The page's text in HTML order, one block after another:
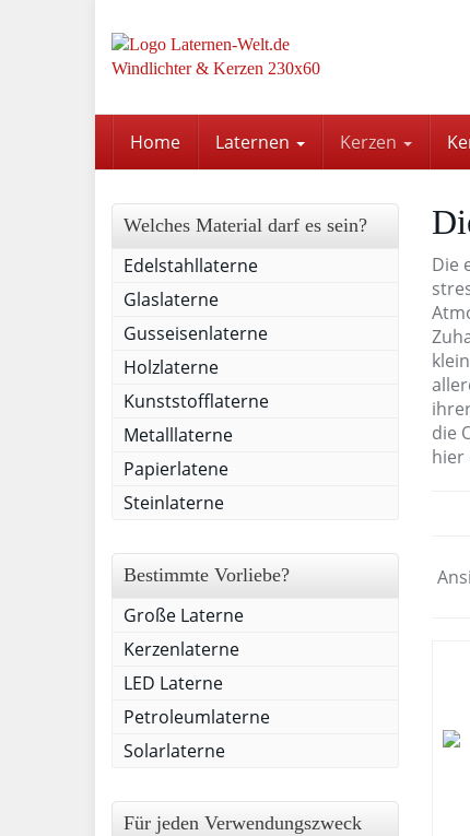
Home Laternen Kerzen
Die
die
hier
Welches Material darf es sein?
Edelstahllaterne
Glaslaterne
Gusseisenlaterne
Holzlaterne
Kunststofflaterne
Metalllaterne
Papierlatene
Steinlaterne
Bestimmte Vorliebe?
Große Laterne
Kerzenlaterne
LED Laterne
Petroleumlaterne
Solarlaterne
Für jeden Verwendungszweck